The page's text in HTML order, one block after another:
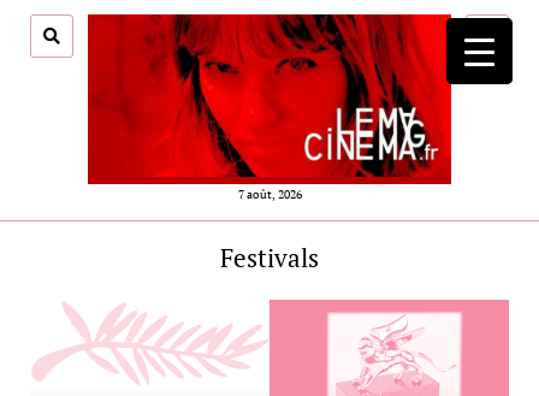
7 août, 2026
menu
Festivals